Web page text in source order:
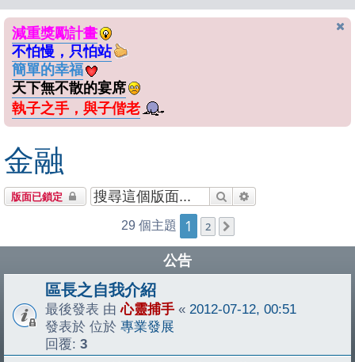
減重獎勵計畫
不怕慢，只怕站
簡單的幸福
天下無不散的宴席
執子之手，與子偕老
金融
版面已鎖定 搜尋
29 個主題 1 2
公告
區長之自我介紹
最後發表 由心靈捕手 « 2012-07-12, 00:51
發表於 位於 專業發展
回覆: 3